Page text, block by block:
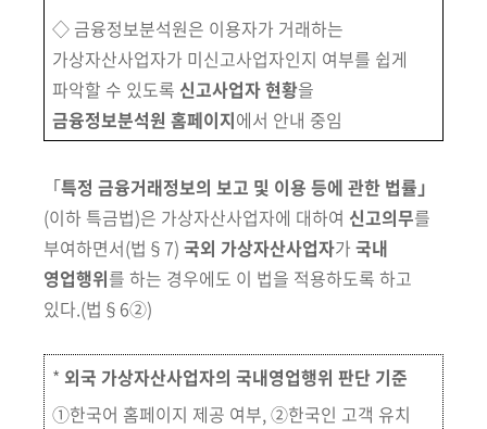
◇ 금융정보분석원은 이용자가 거래하는
가상자산사업자가 미신고사업자인지 여부를 쉽게
파악할 수 있도록 신고사업자 현황을
금융정보분석원 홈페이지에서 안내 중임
｢특정 금융거래정보의 보고 및 이용 등에 관한 법률｣
(이하 특금법)은 가상자산사업자에 대하여 신고의무를
부여하면서(법§7) 국외 가상자산사업자가 국내
영업행위를 하는 경우에도 이 법을 적용하도록 하고
있다.(법§6②)
* 외국 가상자산사업자의 국내영업행위 판단 기준
①한국어 홈페이지 제공 여부, ②한국인 고객 유치